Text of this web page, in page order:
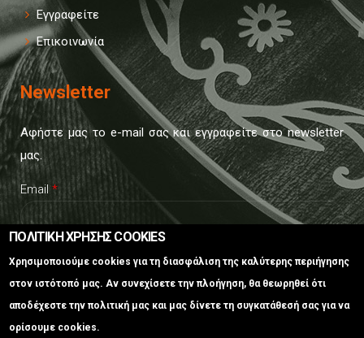
Εγγραφείτε
Επικοινωνία
Newsletter
Αφήστε μας το e-mail σας και εγγραφείτε στο newsletter
μας.
Email *
CAPTCHA
question is
for testing
ΠΟΛΙΤΙΚΗ ΧΡΗΣΗΣ COOKIES
Χρησιμοποιούμε cookies για τη διασφάλιση της καλύτερης περιήγησης
στον ιστότοπό μας. Αν συνεχίσετε την πλοήγηση, θα θεωρηθεί ότι
αποδέχεστε την πολιτική μας και μας δίνετε τη συγκατάθεσή σας για να
ορίσουμε cookies.